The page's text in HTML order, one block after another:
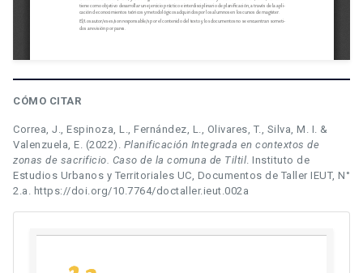
CÓMO CITAR
Correa, J., Espinoza, L., Fernández, L., Olivares, T., Silva, M. I. &
Valenzuela, E. (2022). Planificación Integrada en contextos de
zonas de sacrificio. Caso de la comuna de Tiltil. Instituto de
Estudios Urbanos y Territoriales UC, Documentos de Taller IEUT, N°
2.a. https://doi.org/10.7764/doctaller.ieut.002a